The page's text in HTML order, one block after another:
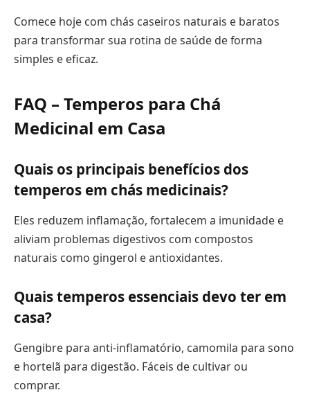
Comece hoje com chás caseiros naturais e baratos
para transformar sua rotina de saúde de forma
simples e eficaz.
FAQ – Temperos para Chá
Medicinal em Casa
Quais os principais benefícios dos
temperos em chás medicinais?
Eles reduzem inflamação, fortalecem a imunidade e
aliviam problemas digestivos com compostos
naturais como gingerol e antioxidantes.
Quais temperos essenciais devo ter em
casa?
Gengibre para anti-inflamatório, camomila para sono
e hortelã para digestão. Fáceis de cultivar ou
comprar.